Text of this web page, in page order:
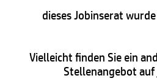
dieses Jobinserat
Vielleicht finden Sie ein
Stellenangebot auf